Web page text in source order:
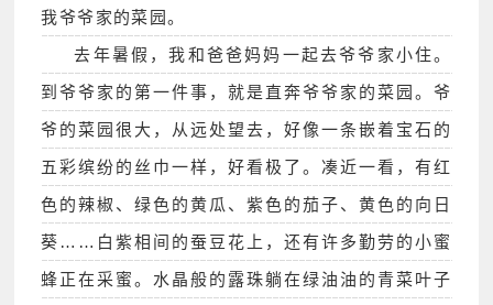
我爷爷家的菜园。
去年暑假，我和爸爸妈妈一起去爷爷家小住。
到爷爷家的第一件事，就是直奔爷爷家的菜园。爷
爷的菜园很大，从远处望去，好像一条嵌着宝石的
五彩缤纷的丝巾一样，好看极了。凑近一看，有红
色的辣椒、绿色的黄瓜、紫色的茄子、黄色的向日
葵……白紫相间的蚕豆花上，还有许多勤劳的小蜜
蜂正在采蜜。水晶般的露珠躺在绿油油的青菜叶子